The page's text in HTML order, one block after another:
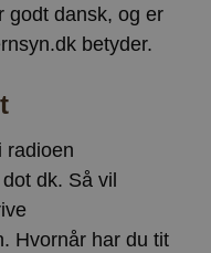
godt dansk, og er
betyder.
radioen
dk. Så vil
Hvornår har du tit